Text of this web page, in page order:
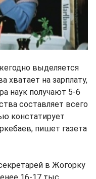
выделяется
хватает на зарплату,
наук получают 5-6
составляет всего
констатирует
пишет газета
в Жогорку